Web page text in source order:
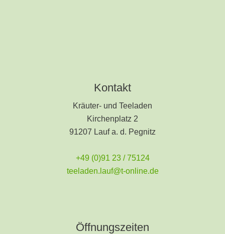
Kontakt
Kräuter- und Teeladen
Kirchenplatz 2
91207 Lauf a. d. Pegnitz
+49 (0)91 23 / 75124
teeladen.lauf@t-online.de
Öffnungszeiten